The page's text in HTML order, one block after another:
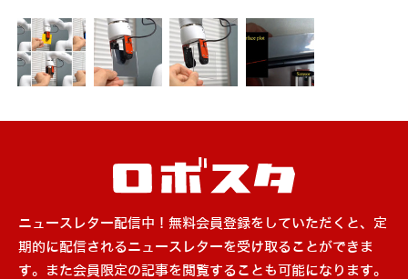
ニュースレター配信中！無料会員登録をしていただくと、定
期的に配信されるニュースレターを受け取ることができま
す。また会員限定の記事を閲覧することも可能になります。